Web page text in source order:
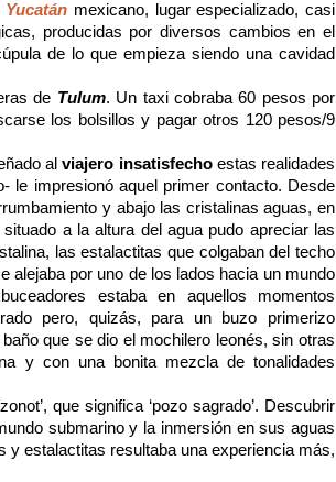
Yucatán mexicano, lugar especializado, casi
producidas por diversos cambios en el
de lo que empieza siendo una cavidad
de Tulum. Un taxi cobraba 60 pesos por
los bolsillos y pagar otros 120 pesos/9
alviajero insatisfecho estas realidades
le impresionó aquel primer contacto. Desde
y abajo las cristalinas aguas, en
a la altura del agua pudo apreciar las
las estalactitas que colgaban del techo
alejaba por uno de los lados hacia un mundo
estaba en aquellos momentos
pero, quizás, para un buzo primerizo
que se dio el mochilero leonés, sin otras
y con una bonita mezcla de tonalidades
que significa ‘pozo sagrado’. Descubrir
submarino y la inmersión en sus aguas
y estalactitas resultaba una experiencia más,